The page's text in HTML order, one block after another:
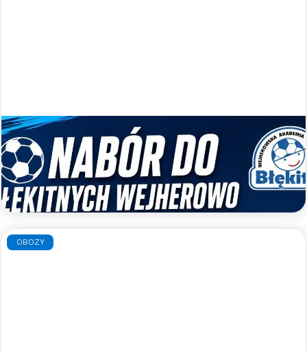
Nabory uzupełniające do WAPN
Błękitni Wejherowo
Zapraszamy do gry w WAPN Błękitni Wejherowo
Czytaj więcej >>
OBOZY